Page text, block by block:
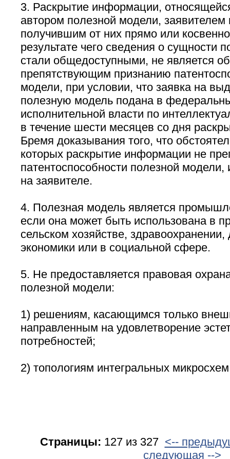
3. Раскрытие информации,
автором полезной модели,
получившим от них прямо или
результате чего сведения о сущности
стали общедоступными, не является
препятствующим признанию
модели, при условии, что заявка на
полезную модель подана в
исполнительной власти по
в течение шести месяцев со дня
Бремя доказывания того, что
которых раскрытие информации не
патентоспособности полезной
на заявителе.
4. Полезная модель является
если она может быть использована в
сельском хозяйстве, здравоохранении,
экономики или в социальной сфере.
5. Не предоставляется правовая
полезной модели:
1) решениям, касающимся только
направленным на удовлетворение
потребностей;
2) топологиям интегральных
Страницы: 127 из 327 <--
следующая -->